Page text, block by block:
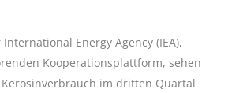
Energy Agency (IEA),
Kooperationsplattform, sehen
im dritten Quartal